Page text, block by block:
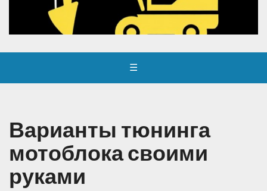
☰
Варианты тюнинга
мотоблока своими
руками